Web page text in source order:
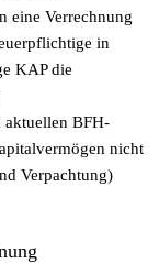
eine Verrechnung
in
KAP die
aktuellen BFH-
nicht
Verpachtung)